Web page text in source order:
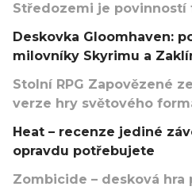
Středozemi je povinností
Deskovka Gloomhaven:
milovníky Skyrimu a
Stolní RPG Zapovězené
verze hry světového
Heat – recenze jediné
opravdu potřebujete
Zombicide – desková